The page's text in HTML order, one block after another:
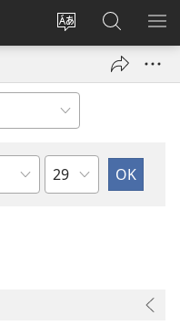
Ilisi
pinulongan
sa
site
Log
ug
window)
Pangitaa
sa
JW.ORG
Kapitulo